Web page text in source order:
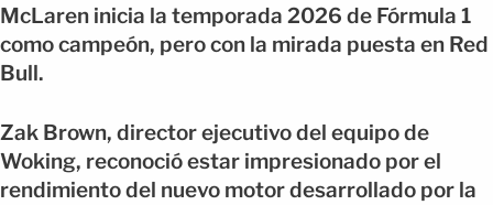
McLaren inicia la temporada 2026 de Fórmula 1
como campeón, pero con la mirada puesta en Red
Bull.
Zak Brown, director ejecutivo del equipo de
Woking, reconoció estar impresionado por el
rendimiento del nuevo motor desarrollado por la